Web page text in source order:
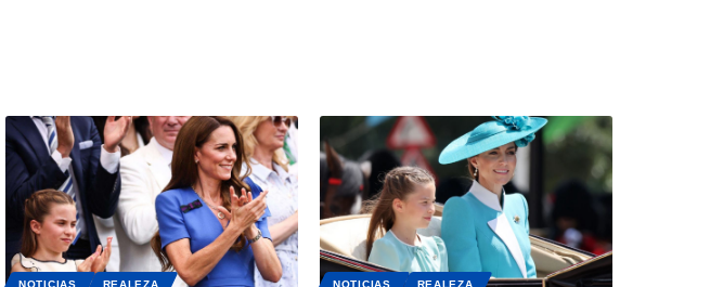
NOTICIAS REALEZA NOTICIAS REALEZA